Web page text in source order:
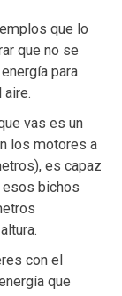
que lo
que no se
para
vas es un
los motores a
es capaz
esos bichos
con el
que